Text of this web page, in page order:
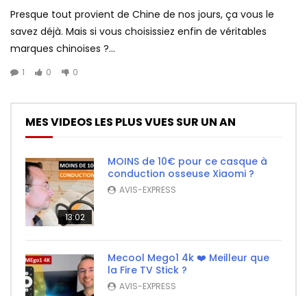
Presque tout provient de Chine de nos jours, ça vous le
savez déjà. Mais si vous choisissiez enfin de véritables
marques chinoises ?...
1 0 0
MES VIDEOS LES PLUS VUES SUR UN AN
13:02
MOINS de 10€ pour ce casque à
conduction osseuse Xiaomi ?
AVIS-EXPRESS
Mecool Mego1 4k ❤️ Meilleur que
la Fire TV Stick ?
AVIS-EXPRESS